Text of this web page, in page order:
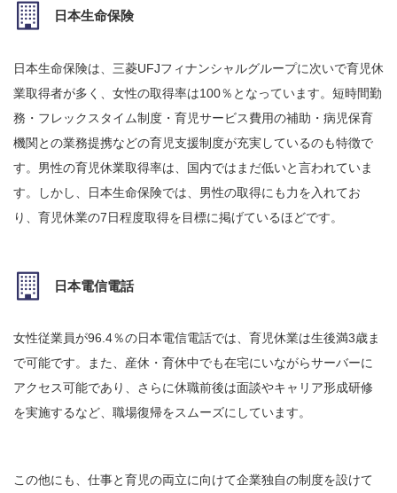
日本生命保険
日本生命保険は、三菱UFJフィナンシャルグループに次いで育児休
業取得者が多く、女性の取得率は100％となっています。短時間勤
務・フレックスタイム制度・育児サービス費用の補助・病児保育
機関との業務提携などの育児支援制度が充実しているのも特徴で
す。男性の育児休業取得率は、国内ではまだ低いと言われていま
す。しかし、日本生命保険では、男性の取得にも力を入れてお
り、育児休業の7日程度取得を目標に掲げているほどです。
日本電信電話
女性従業員が96.4％の日本電信電話では、育児休業は生後満3歳ま
で可能です。また、産休・育休中でも在宅にいながらサーバーに
アクセス可能であり、さらに休職前後は面談やキャリア形成研修
を実施するなど、職場復帰をスムーズにしています。
この他にも、仕事と育児の両立に向けて企業独自の制度を設けて